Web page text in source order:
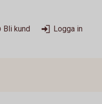
Bli kund Logga in